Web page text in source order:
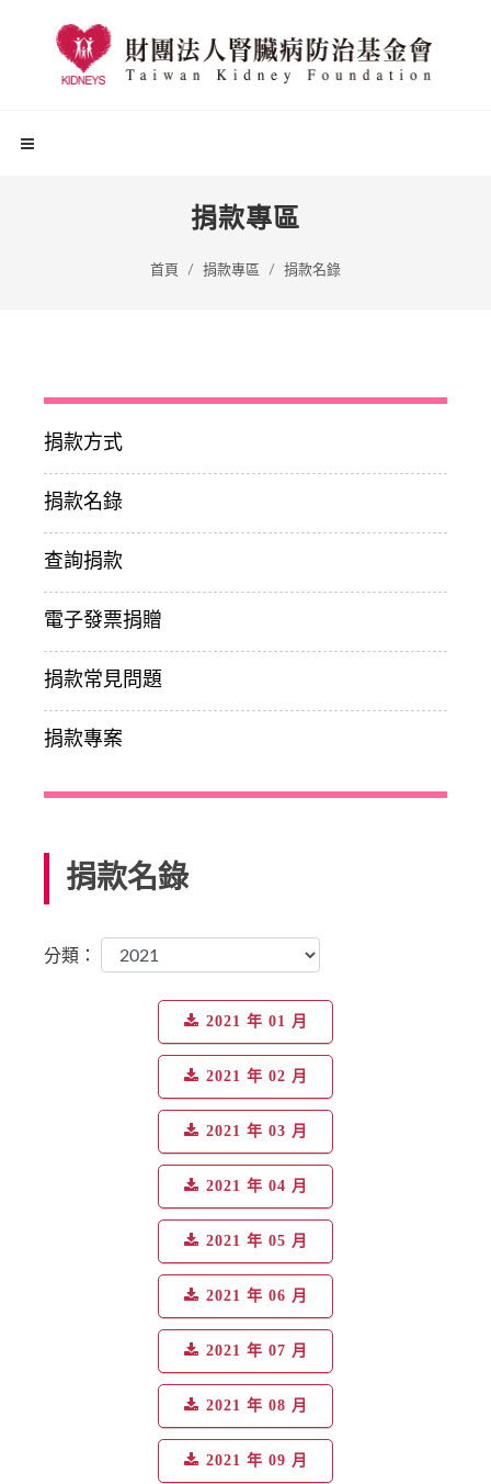
捐款專區
首頁 捐款專區 捐款名錄
捐款方式
捐款名錄
查詢捐款
電子發票捐贈
捐款常見問題
捐款專案
捐款名錄
分類：
2021 年 01 月
2021 年 02 月
2021 年 03 月
2021 年 04 月
2021 年 05 月
2021 年 06 月
2021 年 07 月
2021 年 08 月
2021 年 09 月